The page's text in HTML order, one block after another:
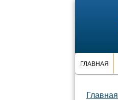
ГЛАВНАЯ
Главная